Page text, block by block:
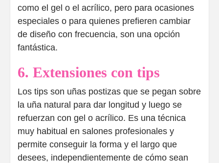
como el gel o el acrílico, pero para ocasiones
especiales o para quienes prefieren cambiar
de diseño con frecuencia, son una opción
fantástica.
6. Extensiones con tips
Los tips son uñas postizas que se pegan sobre
la uña natural para dar longitud y luego se
refuerzan con gel o acrílico. Es una técnica
muy habitual en salones profesionales y
permite conseguir la forma y el largo que
desees, independientemente de cómo sean